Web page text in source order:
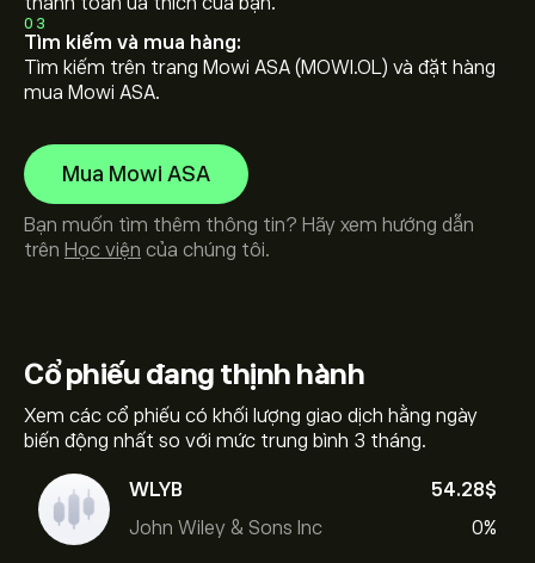
Cổ phiếu đang thịnh hành
Xem các cổ phiếu có khối lượng giao dịch hằng ngày
biến động nhất so với mức trung bình 3 tháng.
WLYB
John Wiley & Sons Inc
54.28‎$‎
0%
03
Tìm kiếm và mua hàng:
Tìm kiếm trên trang Mowi ASA (MOWI.OL) và đặt hàng
mua Mowi ASA.
Mua Mowi ASA
Bạn muốn tìm thêm thông tin? Hãy xem hướng dẫn
trên Học viện của chúng tôi.